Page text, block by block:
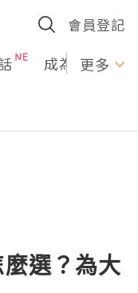
會員登記
成為U更多
選？為大